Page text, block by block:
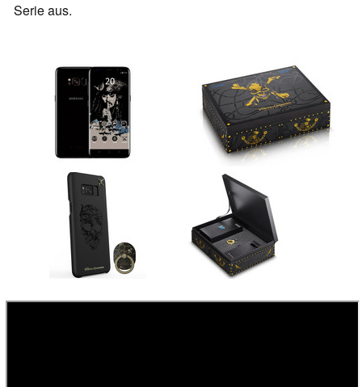
Serie aus.